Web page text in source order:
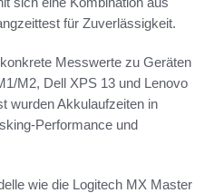
für Zuverlässigkeit.
Messwerte zu Geräten
M2, Dell XPS 13 und Lenovo
wurden Akkulaufzeiten in
Performance und
wie die Logitech MX Master